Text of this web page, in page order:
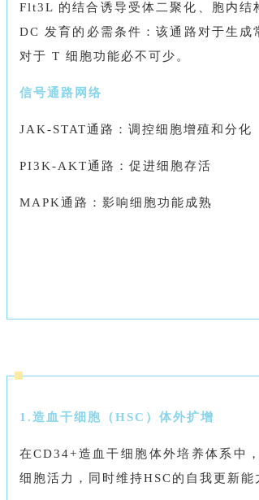
Flt3L 的结合诱导受体二聚化、胞内结
DC 发育的必需条件：该通路对于生
对于 T 细胞功能必不可少。
信号通路网络
JAK-STAT通路：调控细胞增殖和分化
PI3K-AKT通路：促进细胞存活
MAPK通路：影响细胞功能成熟
1.造血干细胞（HSC）体外扩增
在CD34+造血干细胞体外培养体系中
细胞活力，同时维持HSC的自我更新